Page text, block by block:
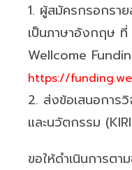
1. ผู้สมัครกรอกราย
เป็นภาษาอังกฤษ
Wellcome
https://
2. ส่งข้อเสนอการ
และนวัตกรรม
ขอให้ดำเนินการต